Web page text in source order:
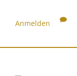
Anmelden